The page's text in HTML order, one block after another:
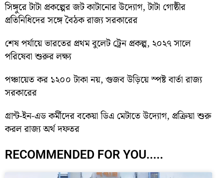
সিঙ্গুরে টাটা প্রকল্পের জট কাটানোর উদ্যোগ, টাটা গোষ্ঠীর
প্রতিনিধিদের সঙ্গে বৈঠক রাজ্য সরকারের
শেষ পর্যায়ে ভারতের প্রথম বুলেট ট্রেন প্রকল্প, ২০২৭ সালে
পরিষেবা শুরুর লক্ষ্য
পঞ্চায়েত কর ১২০০ টাকা নয়, গুজব উড়িয়ে স্পষ্ট বার্তা রাজ্য
সরকারের
গ্রান্ট-ইন-এড কর্মীদের বকেয়া ডিএ মেটাতে উদ্যোগ, প্রক্রিয়া শুরু
করল রাজ্য অর্থ দফতর
RECOMMENDED FOR YOU.....